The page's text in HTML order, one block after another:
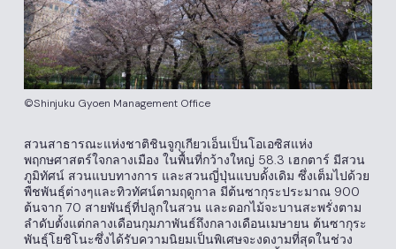
©Shinjuku Gyoen Management Office
สวนสาธารณะแห่งชาติชินจูกุเกียวเอ็นเป็นโอเอซิสแห่ง
พฤกษศาสตร์ใจกลางเมือง ในพื้นที่กว้างใหญ่ 58.3 เฮกตาร์ มีสวน
ภูมิทัศน์ สวนแบบทางการ และสวนญี่ปุ่นแบบดั้งเดิม ซึ่งเต็มไปด้วย
พืชพันธุ์ต่างๆและทิวทัศน์ตามฤดูกาล มีต้นซากุระประมาณ 900
ต้นจาก 70 สายพันธุ์ที่ปลูกในสวน และดอกไม้จะบานสะพรั่งตาม
ลำดับตั้งแต่กลางเดือนกุมภาพันธ์ถึงกลางเดือนเมษายน ต้นซากุระ
พันธุ์โยชิโนะซึ่งได้รับความนิยมเป็นพิเศษจะงดงามที่สุดในช่วง